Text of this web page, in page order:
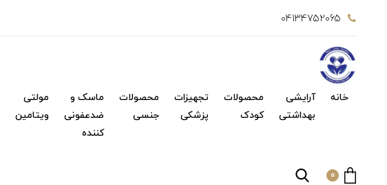
04134752065
خانه
آرایشی
بهداشتی
محصولات
کودک
تجهیزات
پزشکی
محصولات
جنسی
ماسک و
ضدعفونی
کننده
مولتی
ویتامین
0